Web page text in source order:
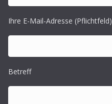
Ihre E-Mail-Adresse (Pflichtfeld)
Betreff